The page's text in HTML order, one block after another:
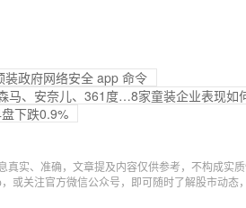
政府网络安全 app 命令
马、安奈儿、361度…8家童装企业表现如
下跌0.9%
真实、准确，文章提及内容仅供参考，不构成实
或关注官方微信公众号，即可随时了解股市动态